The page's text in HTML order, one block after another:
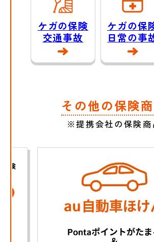
ケガの保険
交通事故
ケガの保
日常の事
その他の保険
※提携会社の保険商